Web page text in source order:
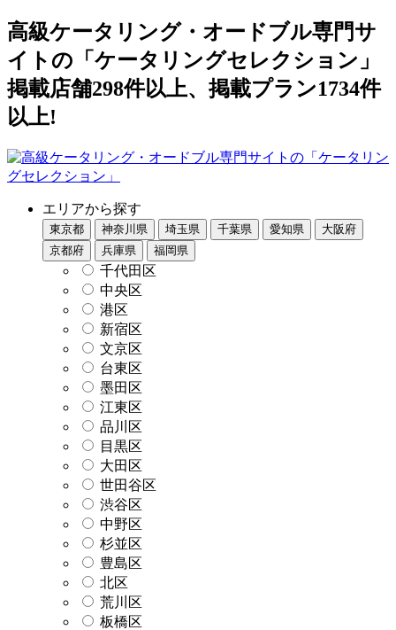
高級ケータリング・オードブル専門サ
イトの「ケータリングセレクション」
掲載店舗298件以上、掲載プラン1734件
以上!
エリアから探す
東京都 神奈川県 埼玉県 千葉県 愛知県
大阪府
京都府
兵庫県 福岡県
千代田区
中央区
港区
新宿区
文京区
台東区
墨田区
江東区
品川区
目黒区
大田区
世田谷区
渋谷区
中野区
杉並区
豊島区
北区
荒川区
板橋区